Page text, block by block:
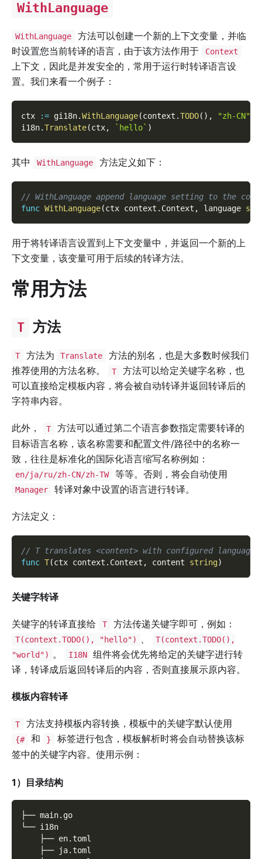
WithLanguage
WithLanguage
方法可以创建一个新的上下文变量，并临
时设置您当前转译的语言，由于该方法作用于
Context
上下文，因此是并发安全的，常用于运行时转译语言设
置。我们来看一个例子：
ctx := gi18n.WithLanguage(context .TODO( ) , "zh-CN"
i18n.Translate(ctx, `hello` )
其中 WithLanguage 方法定义如下：
// WithLanguage append language setting to the
func WithLanguage(ctx context . Context , language
用于将转译语言设置到上下文变量中，并返回一个新的上
下文变量，该变量可用于后续的转译方法。
常用方法
T 方法
T 方法为 Translate
方法的别名，也是大多数时候我们
推荐使用的方法名称。
T
方法可以给定关键字名称，也
可以直接给定模板内容，将会被自动转译并返回转译后的
字符串内容。
此外， T
方法可以通过第二个语言参数指定需要转译的
目标语言名称，该名称需要和配置文件/路径中的名称一
致，往往是标准化的国际化语言缩写名称例如：
en/ja/ru/zh-CN/zh-TW 等等。否则，将会自动使用
Manager 转译对象中设置的语言进行转译。
方法定义：
// T translates <content> with configured
func T(ctx context . Context , content string)
关键字转译
关键字的转译直接给 T 方法传递关键字即可，例如：
T(context.TODO(), "hello") 、
T(context.TODO(),
"world") 。 I18N
组件将会优先将给定的关键字进行转
译，转译成后返回转译后的内容，否则直接展示原内容。
模板内容转译
T 方法支持模板内容转换，模板中的关键字默认使用
{# 和 }
标签进行包含，模板解析时将会自动替换该标
签中的关键字内容。使用示例：
1）目录结构
├── main.go
└── i18n
    ├── en.toml
    ├── ja.toml